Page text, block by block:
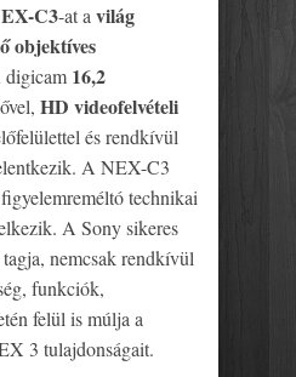
C3-at avilág
objektíves
digicam 16,2
HD videofelvételi
és rendkívül
A NEX-C3
technikai
A Sony sikeres
nemcsak rendkívül
funkciók,
felül is múlja a
3 tulajdonságait.